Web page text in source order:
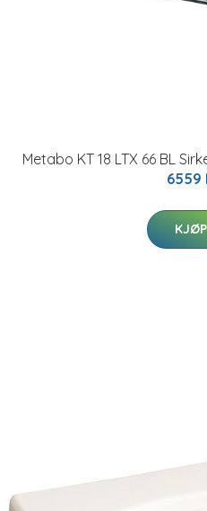
Metabo KT 18 LTX 66 BL
6559